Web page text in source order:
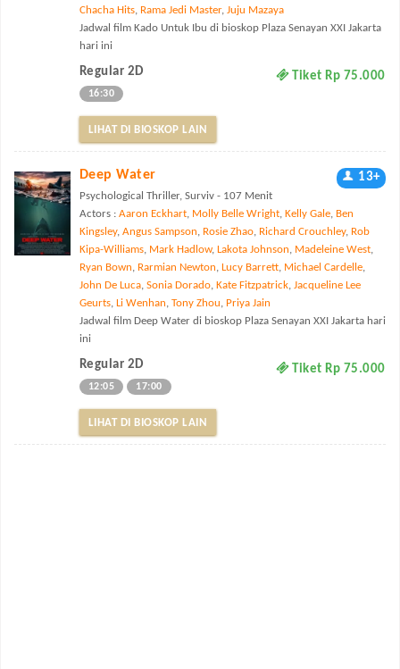
Chacha Hits, Rama Jedi Master, Juju Mazaya
Jadwal film Kado Untuk Ibu di bioskop Plaza Senayan XXI Jakarta
hari ini
Regular 2D Tiket Rp 75.000
16:30
LIHAT DI BIOSKOP LAIN
Deep Water 13+
Psychological Thriller, Surviv - 107 Menit
Actors : Aaron Eckhart, Molly Belle Wright, Kelly Gale, Ben
Kingsley, Angus Sampson, Rosie Zhao, Richard Crouchley, Rob
Kipa-Williams, Mark Hadlow, Lakota Johnson, Madeleine West,
Ryan Bown, Rarmian Newton, Lucy Barrett, Michael Cardelle,
John De Luca, Sonia Dorado, Kate Fitzpatrick, Jacqueline Lee
Geurts, Li Wenhan, Tony Zhou, Priya Jain
Jadwal film Deep Water di bioskop Plaza Senayan XXI Jakarta hari
ini
Regular 2D Tiket Rp 75.000
12:05 17:00
LIHAT DI BIOSKOP LAIN